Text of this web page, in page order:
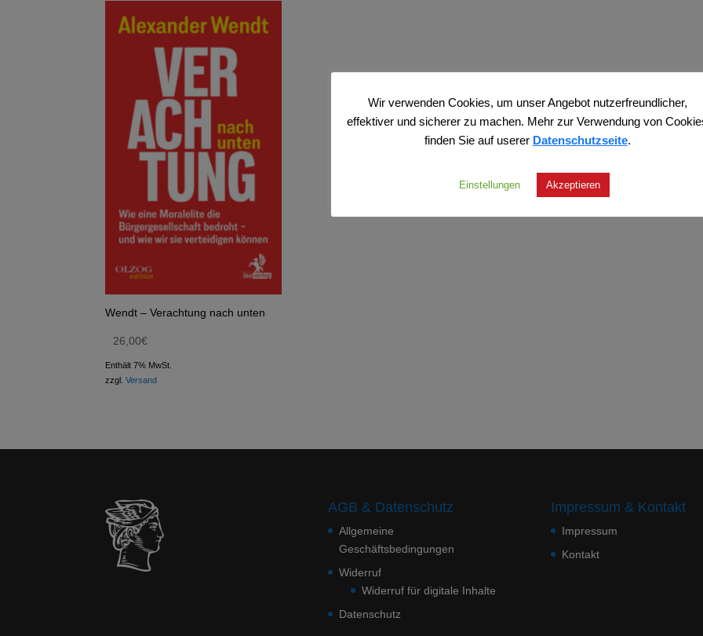
Wendt – Verachtung nach unten
26,00€
Enthält 7% MwSt.
zzgl.Versand
AGB & Datenschutz
Allgemeine
Geschäftsbedingungen
Widerruf
Widerruf für digitale Inhalte
Datenschutz
Impressum & Kontakt
Impressum
Kontakt
Wir verwenden Cookies, um unser Angebot nutzerfreundlicher,
effektiver und sicherer zu machen. Mehr zur Verwendung von
finden Sie auf userer Datenschutzseite.
Einstellungen Akzeptieren